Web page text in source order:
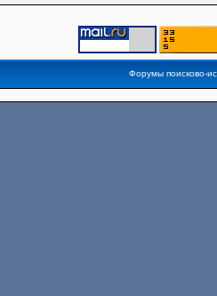
Форумы поисково-